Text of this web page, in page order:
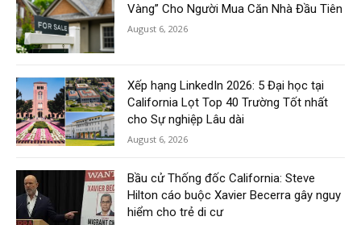
Vàng” Cho Người Mua Căn Nhà Đầu Tiên
August 6, 2026
Xếp hạng LinkedIn 2026: 5 Đại học tại
California Lọt Top 40 Trường Tốt nhất
cho Sự nghiệp Lâu dài
August 6, 2026
Bầu cử Thống đốc California: Steve
Hilton cáo buộc Xavier Becerra gây nguy
hiểm cho trẻ di cư